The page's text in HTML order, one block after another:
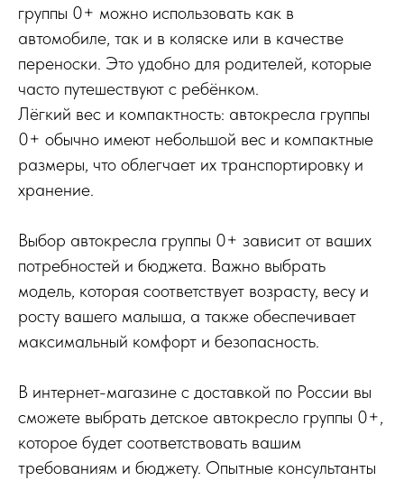
группы 0+ можно использовать как в
автомобиле, так и в коляске или в качестве
переноски. Это удобно для родителей, которые
часто путешествуют с ребёнком.
Лёгкий вес и компактность: автокресла группы
0+ обычно имеют небольшой вес и компактные
размеры, что облегчает их транспортировку и
хранение.
Выбор автокресла группы 0+ зависит от ваших
потребностей и бюджета. Важно выбрать
модель, которая соответствует возрасту, весу и
росту вашего малыша, а также обеспечивает
максимальный комфорт и безопасность.
В интернет-магазине с доставкой по России вы
сможете выбрать детское автокресло группы 0+,
которое будет соответствовать вашим
требованиям и бюджету. Опытные консультанты